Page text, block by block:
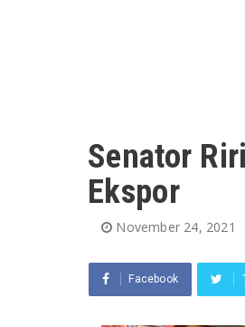
Senator
Ekspor
November 24, 2021
Facebook